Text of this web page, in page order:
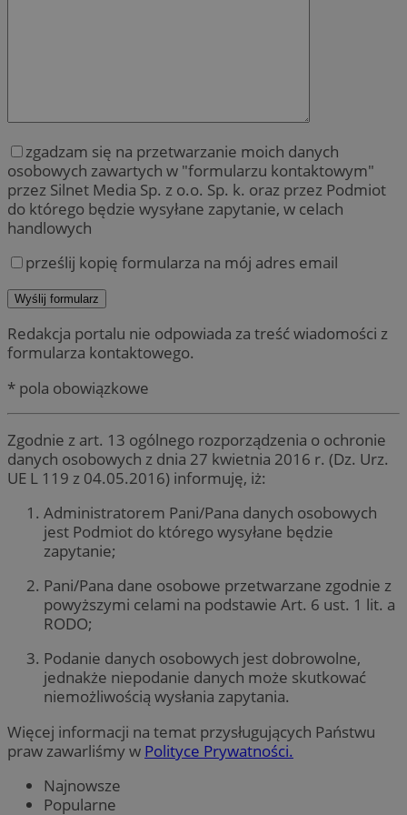
zgadzam się na przetwarzanie moich danych
osobowych zawartych w "formularzu kontaktowym"
przez Silnet Media Sp. z o.o. Sp. k. oraz przez Podmiot
do którego będzie wysyłane zapytanie, w celach
handlowych
prześlij kopię formularza na mój adres email
Redakcja portalu nie odpowiada za treść wiadomości z
formularza kontaktowego.
* pola obowiązkowe
Zgodnie z art. 13 ogólnego rozporządzenia o ochronie
danych osobowych z dnia 27 kwietnia 2016 r. (Dz. Urz.
UE L 119 z 04.05.2016) informuję, iż:
Administratorem Pani/Pana danych osobowych
jest Podmiot do którego wysyłane będzie
zapytanie;
Pani/Pana dane osobowe przetwarzane zgodnie z
powyższymi celami na podstawie Art. 6 ust. 1 lit. a
RODO;
Podanie danych osobowych jest dobrowolne,
jednakże niepodanie danych może skutkować
niemożliwością wysłania zapytania.
Więcej informacji na temat przysługujących Państwu
praw zawarliśmy w Polityce Prywatności.
Najnowsze
Popularne